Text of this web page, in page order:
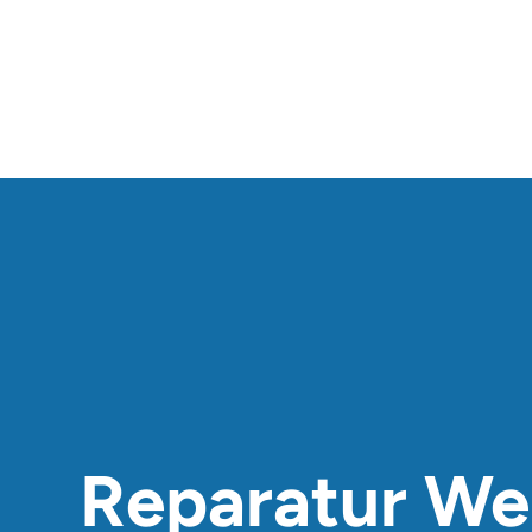
Reparatur